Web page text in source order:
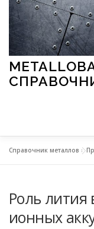
Перейти к содержимому
МЕТАЛЛЫ И
Справочник металлов »
Роль лития
ионных